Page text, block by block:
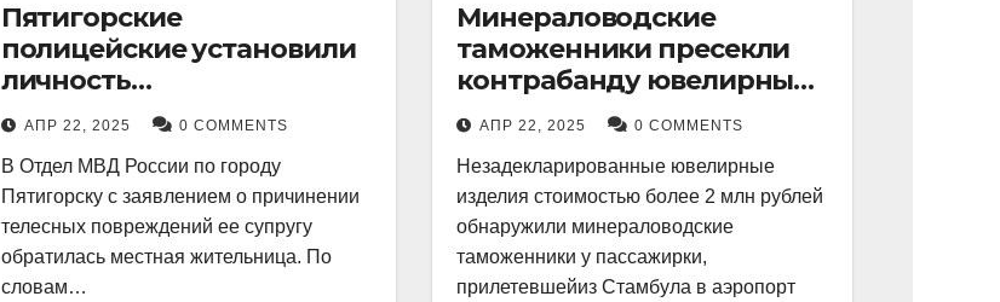
Пятигорские
полицейские установили
личность
злоумышленника,
причинившего телесные
повреждения местному
жителю
АПР 22, 2025 0 COMMENTS
В Отдел МВД России по городу
Пятигорску с заявлением о причинении
телесных повреждений ее супругу
обратилась местная жительница. По
словам…
Минераловодские
таможенники пресекли
контрабанду ювелирных
изделий на 2 млн рублей
АПР 22, 2025 0 COMMENTS
Незадекларированные ювелирные
изделия стоимостью более 2 млн рублей
обнаружили минераловодские
таможенники у пассажирки,
прилетевшейиз Стамбула в аэропорт